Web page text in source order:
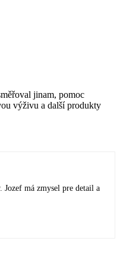
jinam, pomoc
výživu a další produkty
má zmysel pre detail a